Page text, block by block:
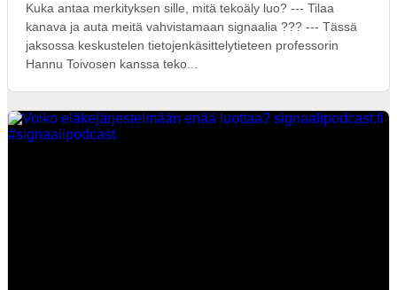
Kuka antaa merkityksen sille, mitä tekoäly luo? --- Tilaa
kanava ja auta meitä vahvistamaan signaalia ??? --- Tässä
jaksossa keskustelen tietojenkäsittelytieteen professorin
Hannu Toivosen kanssa teko...